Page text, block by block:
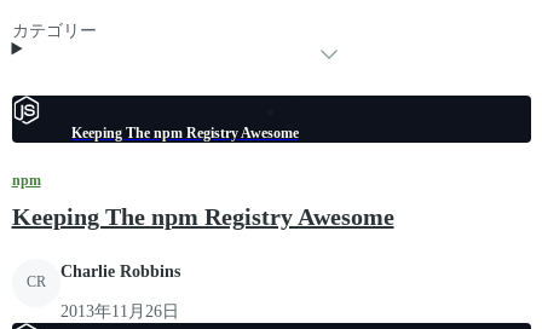
カテゴリー
Keeping The npm Registry Awesome
npm
Keeping The npm Registry Awesome
CR
Charlie Robbins
2013年11月26日